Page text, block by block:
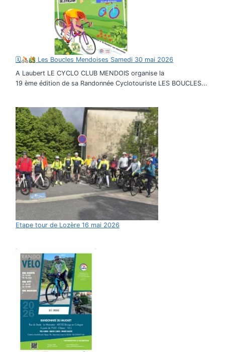
🗓
Les Boucles Mendoises Samedi 30 mai 2026
A Laubert LE CYCLO CLUB MENDOIS organise la
19 ème édition de sa Randonnée Cyclotouriste LES BOUCLES...
Etape tour de Lozère 16 mai 2026